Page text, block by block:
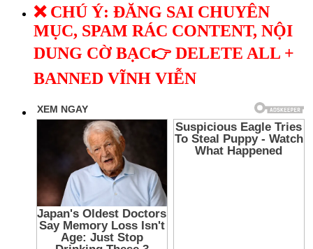
❌ CHÚ Ý: ĐĂNG SAI CHUYÊN
MỤC, SPAM RÁC CONTENT, NỘI
DUNG CỜ BẠC👉 DELETE ALL +
BANNED VĨNH VIỄN